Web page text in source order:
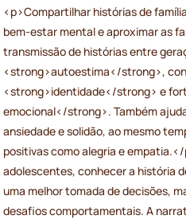
<p>Compartilhar histórias de
bem-estar mental e aproximar as
transmissão de histórias entre
<strong>autoestima</strong>,
<strong>identidade</strong> e
emocional</strong>. Também
ansiedade e solidão, ao mesmo
positivas como alegria e
adolescentes, conhecer a história
uma melhor tomada de decisões,
desafios comportamentais. A